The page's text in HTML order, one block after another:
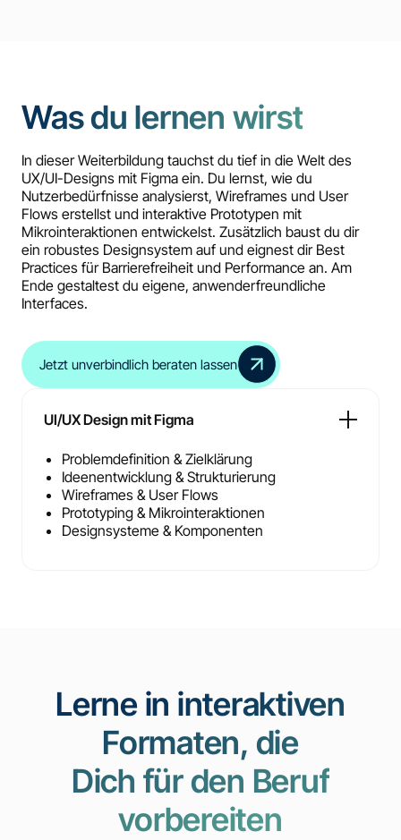
Was du lernen wirst
In dieser Weiterbildung tauchst du tief in die Welt des
UX/UI-Designs mit Figma ein. Du lernst, wie du
Nutzerbedürfnisse analysierst, Wireframes und User
Flows erstellst und interaktive Prototypen mit
Mikrointeraktionen entwickelst. Zusätzlich baust du dir
ein robustes Designsystem auf und eignest dir Best
Practices für Barrierefreiheit und Performance an. Am
Ende gestaltest du eigene, anwenderfreundliche
Interfaces.
Jetzt unverbindlich beraten lassen
UI/UX Design mit Figma
Problemdefinition & Zielklärung
Ideenentwicklung & Strukturierung
Wireframes & User Flows
Prototyping & Mikrointeraktionen
Designsysteme & Komponenten
Lerne in interaktiven
Formaten, die
Dich für den Beruf
vorbereiten